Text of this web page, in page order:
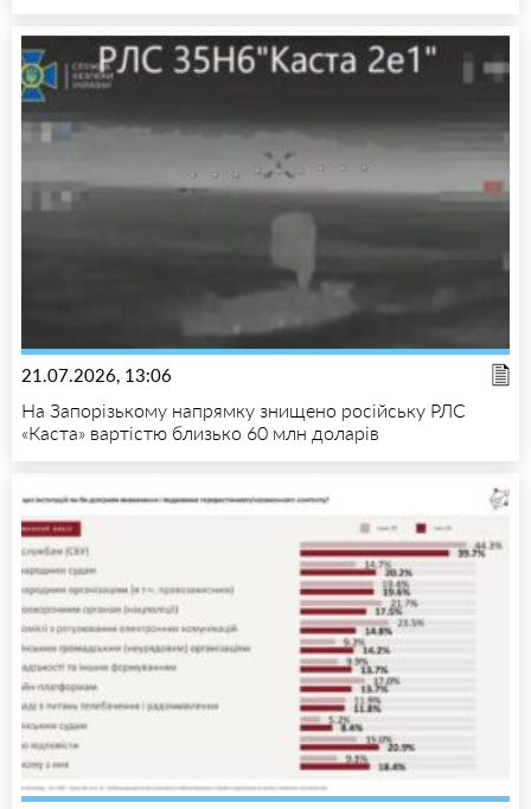
21.07.2026, 13:06
На Запорізькому напрямку знищено російську РЛС
«Каста» вартістю близько 60 млн доларів